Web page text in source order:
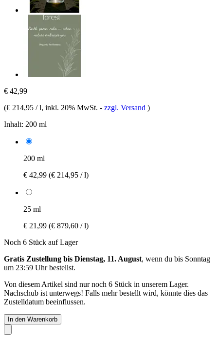
€ 42,99
(€ 214,95 / l, inkl. 20% MwSt. - zzgl. Versand )
Inhalt: 200 ml
200 ml
€ 42,99 (€ 214,95 / l)
25 ml
€ 21,99 (€ 879,60 / l)
Noch 6 Stück auf Lager
Gratis Zustellung bis Dienstag, 11. August, wenn du bis Sonntag
um 23:59 Uhrbestellst.
Von diesem Artikel sind nur noch 6 Stück in unserem Lager.
Nachschub ist unterwegs! Falls mehr bestellt wird, könnte dies das
Zustelldatum beeinflussen.
In den Warenkorb